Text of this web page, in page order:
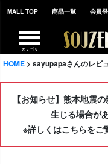
MALL TOP 商品一覧 会員
HOME sayupapaさんのレビ
【お知らせ】熊本地震
生じる場合が
※詳しくはこちらを